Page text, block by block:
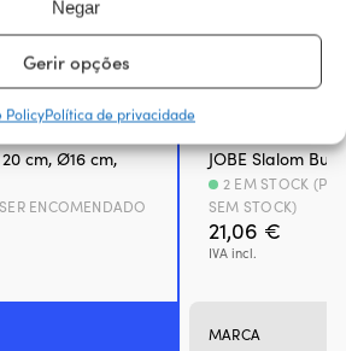
Negar
Gerir opções
PolicyPolítica de privacidade
cm, Ø16 cm,
ENCOMENDADO
Boia de
JOBE Slalom
21,06 €
IVA incl.
2 EM STOCK
SEM STOCK)
MARCA